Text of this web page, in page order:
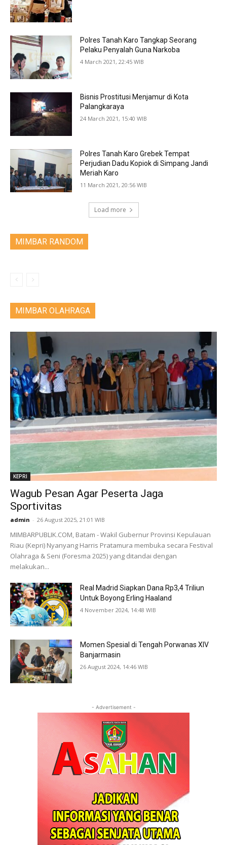
Polres Tanah Karo Tangkap Seorang
Pelaku Penyalah Guna Narkoba
4 March 2021, 22:45 WIB
Bisnis Prostitusi Menjamur di Kota
Palangkaraya
24 March 2021, 15:40 WIB
Polres Tanah Karo Grebek Tempat
Perjudian Dadu Kopiok di Simpang Jandi
Meriah Karo
11 March 2021, 20:56 WIB
Load more
MIMBAR RANDOM
MIMBAR OLAHRAGA
KEPRI
Wagub Pesan Agar Peserta Jaga
Sportivitas
admin - 26 August 2025, 21:01 WIB
MIMBARPUBLIK.COM, Batam - Wakil Gubernur Provinsi Kepulauan
Riau (Kepri) Nyanyang Harris Pratamura membuka secara Festival
Olahraga & Seni (Foresma 2025) yang ditandai dengan
melakukan...
Real Madrid Siapkan Dana Rp3,4 Triliun
Untuk Boyong Erling Haaland
4 November 2024, 14:48 WIB
Momen Spesial di Tengah Porwanas XIV
Banjarmasin
26 August 2024, 14:46 WIB
- Advertisement -